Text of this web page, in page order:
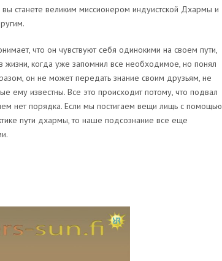
станете великим миссионером индуистской Дхармы и
что он чувствуют себя одинокими на своем пути,
жизни, когда уже запомнил все необходимое, но понял
он не может передать знание своим друзьям, не
ему известны. Все это происходит потому, что подвал
нет порядка. Если мы постигаем вещи лищь с помощью
пути дхармы, то наше подсознание все еще